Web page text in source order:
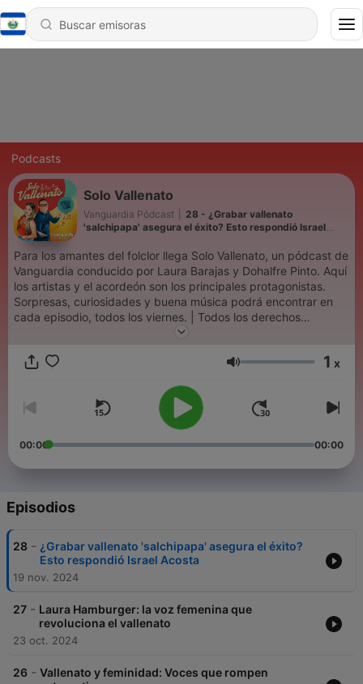
Podcasts
Solo Vallenato
Vanguardia Pódcast
28 - ¿Grabar vallenato
'salchipapa' asegura el éxito? Esto respondió Israel
Para los amantes del folclor llega Solo Vallenato, un pódcast de
Vanguardia conducido por Laura Barajas y Dohalfre Pinto. Aquí
los artistas y el acordeón son los principales protagonistas.
Sorpresas, curiosidades y buena música podrá encontrar en
cada episodio, todos los viernes. | Todos los derechos
reservados Galvis Ramírez & Cia S.A. | Bucaramanga -
Volumen 1 x
00:00 00:00
Episodios
28 - ¿Grabar vallenato 'salchipapa' asegura el éxito?
Esto respondió Israel Acosta
19 nov. 2024
27 - Laura Hamburger: la voz femenina que
revoluciona el vallenato
23 oct. 2024
26 - Vallenato y feminidad: Voces que rompen